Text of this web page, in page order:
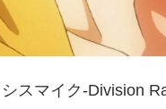
スマイク-Division